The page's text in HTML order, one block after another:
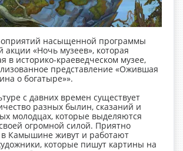
насыщенной программы
акции «Ночь музеев», которая
в историко-краеведческом музее,
представление «Ожившая
о богатыре»».
с давних времен существует
разных былин, сказаний и
молодцах, которые выделяются
огромной силой. Приятно
в Камышине живут и работают
которые пишут картины на